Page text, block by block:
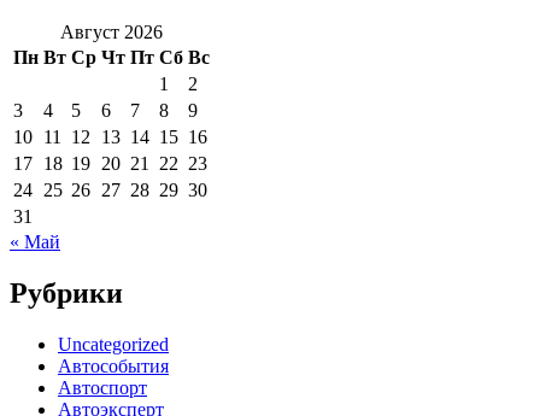
Август 2026
Пн Вт Ср Чт Пт Сб Вс
1
2
3
4 5 6 7 8
9
10 11 12 13 14 15 16
17 18 19 20 21 22 23
24 25 26 27 28 29 30
31
« Май
Рубрики
Uncategorized
Автособытия
Автоспорт
Автоэксперт